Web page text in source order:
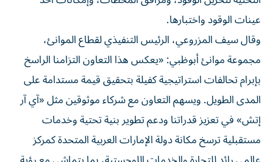
عينات الوقود واختبارها.
وقال سيف المزروعي، الرئيس التنفيذي لقطاع الموانئ،
مجموعة موانئ أبوظبي: «يعكس هذا التعاون التزامنا الراسخ
بإبرام تحالفات استراتيجية كفيلة بتحقيق قيمة مستدامة على
المدى الطويل. ويسهم التعاون مع شركاء موثوقين مثل «آي آر
إتش» في تعزيز قدراتنا ودعم تطوير بنية تحتية وخدمات
مستقبلية ترسخ مكانة دولة الإمارات العربية المتحدة كمركز